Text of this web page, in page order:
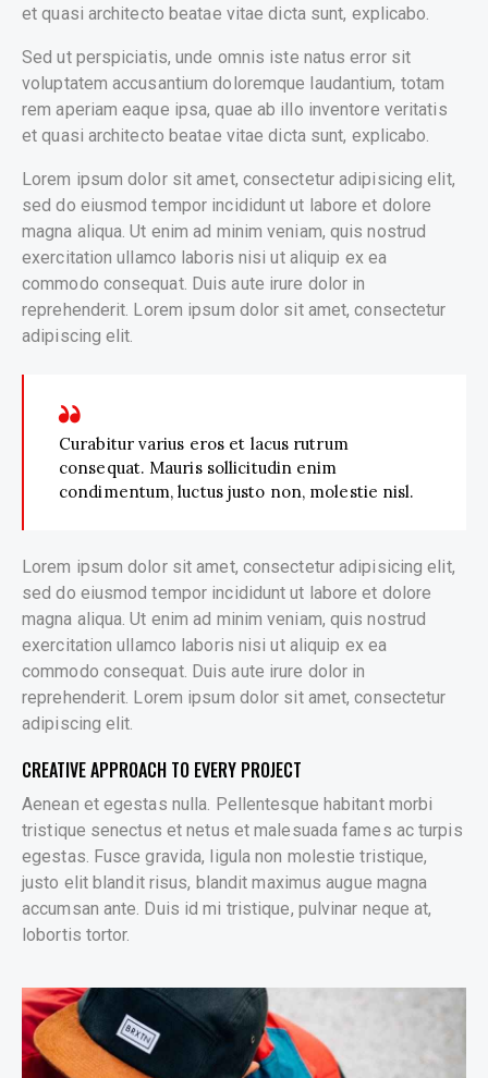
et quasi architecto beatae vitae dicta sunt, explicabo.
Sed ut perspiciatis, unde omnis iste natus error sit
voluptatem accusantium doloremque laudantium, totam
rem aperiam eaque ipsa, quae ab illo inventore veritatis
et quasi architecto beatae vitae dicta sunt, explicabo.
Lorem ipsum dolor sit amet, consectetur adipisicing elit,
sed do eiusmod tempor incididunt ut labore et dolore
magna aliqua. Ut enim ad minim veniam, quis nostrud
exercitation ullamco laboris nisi ut aliquip ex ea
commodo consequat. Duis aute irure dolor in
reprehenderit. Lorem ipsum dolor sit amet, consectetur
adipiscing elit.
Curabitur varius eros et lacus rutrum
consequat. Mauris sollicitudin enim
condimentum, luctus justo non, molestie nisl.
Lorem ipsum dolor sit amet, consectetur adipisicing elit,
sed do eiusmod tempor incididunt ut labore et dolore
magna aliqua. Ut enim ad minim veniam, quis nostrud
exercitation ullamco laboris nisi ut aliquip ex ea
commodo consequat. Duis aute irure dolor in
reprehenderit. Lorem ipsum dolor sit amet, consectetur
adipiscing elit.
CREATIVE APPROACH TO EVERY PROJECT
Aenean et egestas nulla. Pellentesque habitant morbi
tristique senectus et netus et malesuada fames ac turpis
egestas. Fusce gravida, ligula non molestie tristique,
justo elit blandit risus, blandit maximus augue magna
accumsan ante. Duis id mi tristique, pulvinar neque at,
lobortis tortor.